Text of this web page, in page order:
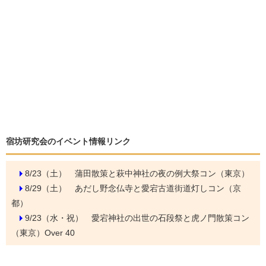
宿坊研究会のイベント情報リンク
8/23（土） 蒲田散策と萩中神社の夜の例大祭コン（東京）
8/29（土） あだし野念仏寺と愛宕古道街道灯しコン（京
都）
9/23（水・祝） 愛宕神社の出世の石段祭と虎ノ門散策コン
（東京）Over 40